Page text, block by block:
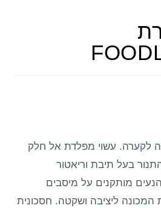
לקערה. עשוי מפלדת אל חלק
בעל תיבת וריאטור
מותקנים על מיסבים
המכונה ליציבה ושקטה. חסכונית